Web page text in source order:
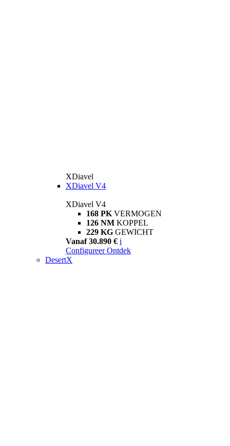
XDiavel
XDiavel V4
XDiavel V4
168 PK VERMOGEN
126 NM KOPPEL
229 KG GEWICHT
Vanaf 30.890 € i
Configureer Ontdek
DesertX